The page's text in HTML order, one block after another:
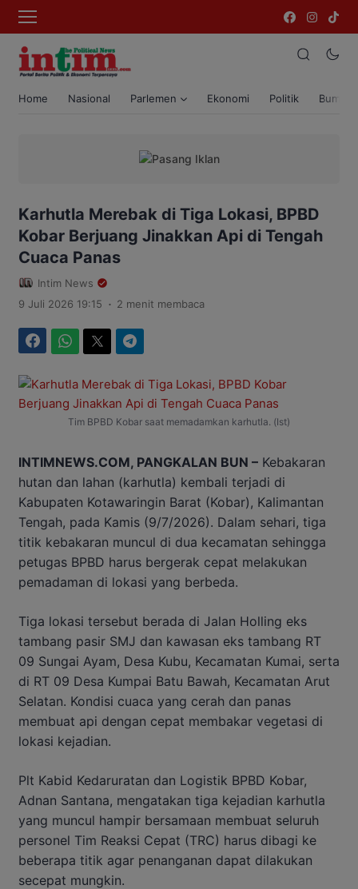
Home Nasional Parlemen Ekonomi Politik Bumi
Karhutla Merebak di Tiga Lokasi, BPBD
Kobar Berjuang Jinakkan Api di Tengah
Cuaca Panas
Intim News
9 Juli 2026 19:15 . 2 menit membaca
Tim BPBD Kobar saat memadamkan karhutla. (Ist)
INTIMNEWS.COM, PANGKALAN BUN – Kebakaran
hutan dan lahan (karhutla) kembali terjadi di
Kabupaten Kotawaringin Barat (Kobar), Kalimantan
Tengah, pada Kamis (9/7/2026). Dalam sehari, tiga
titik kebakaran muncul di dua kecamatan sehingga
petugas BPBD harus bergerak cepat melakukan
pemadaman di lokasi yang berbeda.
Tiga lokasi tersebut berada di Jalan Holling eks
tambang pasir SMJ dan kawasan eks tambang RT
09 Sungai Ayam, Desa Kubu, Kecamatan Kumai, serta
di RT 09 Desa Kumpai Batu Bawah, Kecamatan Arut
Selatan. Kondisi cuaca yang cerah dan panas
membuat api dengan cepat membakar vegetasi di
lokasi kejadian.
Plt Kabid Kedaruratan dan Logistik BPBD Kobar,
Adnan Santana, mengatakan tiga kejadian karhutla
yang muncul hampir bersamaan membuat seluruh
personel Tim Reaksi Cepat (TRC) harus dibagi ke
beberapa titik agar penanganan dapat dilakukan
secepat mungkin.